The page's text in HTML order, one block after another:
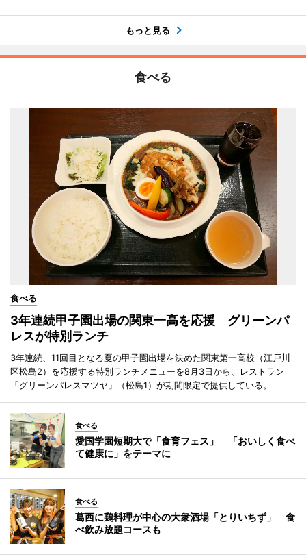
もっと見る
食べる
食べる
3年連続甲子園出場の関東一高を応援 グリーンパ
レスが特別ランチ
3年連続、11回目となる夏の甲子園出場を決めた関東第一高校（江戸川
区松島2）を応援する特別ランチメニューを8月3日から、レストラン
「グリーンパレスマツヤ」（松島1）が期間限定で提供している。
食べる
愛国学園短期大で「食育フェス」 「おいしく食べ
て健康に」をテーマに
食べる
葛西に鶏料理が中心の大衆酒場「とりいちず」 食
べ飲み放題コースも